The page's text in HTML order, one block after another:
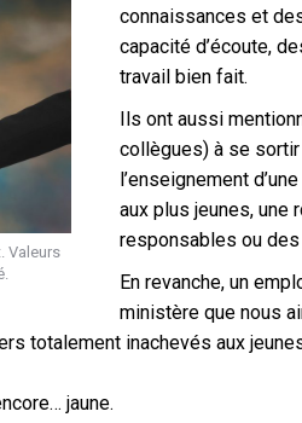
Valeurs
connaissances et
capacité d’écoute,
travail bien fait.
Ils ont aussi
collègues) à se
l’enseignement
aux plus jeunes, une
responsables ou
En revanche, un
ministère que nous
totalement inachevés aux
jaune.